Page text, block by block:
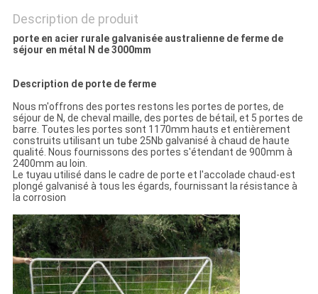
Description de produit
porte en acier rurale galvanisée australienne de ferme de
séjour en métal N de 3000mm
Description de porte de ferme
Nous m'offrons des portes restons les portes de portes, de
séjour de N, de cheval maille, des portes de bétail, et 5 portes de
barre. Toutes les portes sont 1170mm hauts et entièrement
construits utilisant un tube 25Nb galvanisé à chaud de haute
qualité. Nous fournissons des portes s'étendant de 900mm à
2400mm au loin.
Le tuyau utilisé dans le cadre de porte et l'accolade chaud-est
plongé galvanisé à tous les égards, fournissant la résistance à
la corrosion